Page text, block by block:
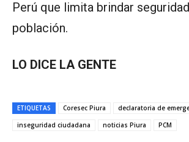
Perú que limita brindar
población.
LO DICE LA GENTE
ETIQUETAS Coresec Piura
declaratoria de
inseguridad ciudadana
noticias Piura PCM